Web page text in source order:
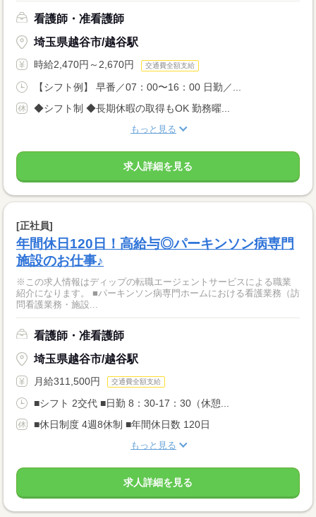
看護師・准看護師
埼玉県越谷市/越谷駅
時給2,470円～2,670円 交通費全額支給
【シフト例】 早番／07：00〜16：00 日勤／...
◆シフト制 ◆長期休暇の取得もOK 勤務曜...
もっと見る
求人詳細を見る
[正社員]
年間休日120日！高給与◎パーキンソン病専門
施設のお仕事♪
※この求人情報はディップの転職エージェントサービスによる職業
紹介になります。 ■パーキンソン病専門ホームにおける看護業務（訪
問看護業務・施設...
看護師・准看護師
埼玉県越谷市/越谷駅
月給311,500円 交通費全額支給
■シフト 2交代 ■日勤 8：30-17：30（休憩...
■休日制度 4週8休制 ■年間休日数 120日
もっと見る
求人詳細を見る